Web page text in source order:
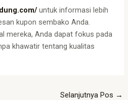
untuk informasi lebih
kupon sembako Anda.
mereka, Anda dapat fokus pada
khawatir tentang kualitas
Selanjutnya Pos →